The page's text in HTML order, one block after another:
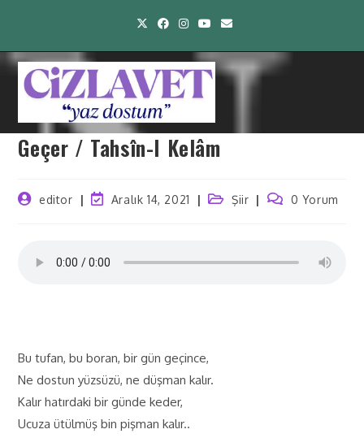
Geçer / Tahsîn-I Kelâm
editor Aralık 14, 2021 Şiir 0 Yorum
Bu tufan, bu boran, bir gün geçince,
Ne dostun yüzsüzü, ne düşman kalır.
Kalır hatırdaki bir günde keder,
Ucuza ütülmüş bin pişman kalır..